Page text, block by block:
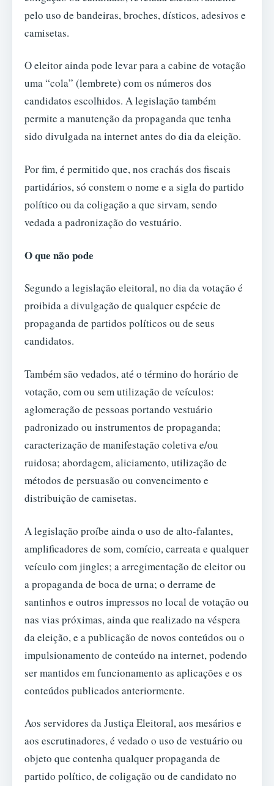
pelo uso de bandeiras, broches, dísticos, adesivos e
camisetas.
O eleitor ainda pode levar para a cabine de votação
uma “cola” (lembrete) com os números dos
candidatos escolhidos. A legislação também
permite a manutenção da propaganda que tenha
sido divulgada na internet antes do dia da eleição.
Por fim, é permitido que, nos crachás dos fiscais
partidários, só constem o nome e a sigla do partido
político ou da coligação a que sirvam, sendo
vedada a padronização do vestuário.
O que não pode
Segundo a legislação eleitoral, no dia da votação é
proibida a divulgação de qualquer espécie de
propaganda de partidos políticos ou de seus
candidatos.
Também são vedados, até o término do horário de
votação, com ou sem utilização de veículos:
aglomeração de pessoas portando vestuário
padronizado ou instrumentos de propaganda;
caracterização de manifestação coletiva e/ou
ruidosa; abordagem, aliciamento, utilização de
métodos de persuasão ou convencimento e
distribuição de camisetas.
A legislação proíbe ainda o uso de alto-falantes,
amplificadores de som, comício, carreata e qualquer
veículo com jingles; a arregimentação de eleitor ou
a propaganda de boca de urna; o derrame de
santinhos e outros impressos no local de votação ou
nas vias próximas, ainda que realizado na véspera
da eleição, e a publicação de novos conteúdos ou o
impulsionamento de conteúdo na internet, podendo
ser mantidos em funcionamento as aplicações e os
conteúdos publicados anteriormente.
Aos servidores da Justiça Eleitoral, aos mesários e
aos escrutinadores, é vedado o uso de vestuário ou
objeto que contenha qualquer propaganda de
partido político, de coligação ou de candidato no